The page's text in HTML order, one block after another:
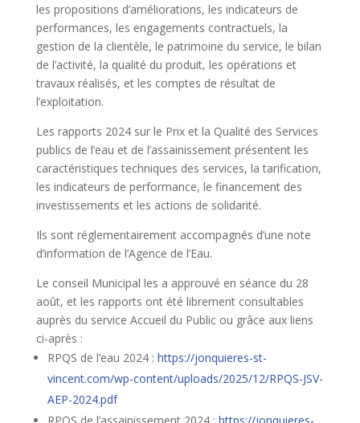
les propositions d’améliorations, les indicateurs de
performances, les engagements contractuels, la
gestion de la clientèle, le patrimoine du service, le bilan
de l’activité, la qualité du produit, les opérations et
travaux réalisés, et les comptes de résultat de
l’exploitation.
Les rapports 2024 sur le Prix et la Qualité des Services
publics de l’eau et de l’assainissement présentent les
caractéristiques techniques des services, la tarification,
les indicateurs de performance, le financement des
investissements et les actions de solidarité.
Ils sont réglementairement accompagnés d’une note
d’information de l’Agence de l’Eau.
Le conseil Municipal les a approuvé en séance du 28
août, et les rapports ont été librement consultables
auprès du service Accueil du Public ou grâce aux liens
ci-après :
RPQS de l’eau 2024 : https://jonquieres-st-
vincent.com/wp-content/uploads/2025/12/RPQS-JSV-
AEP-2024.pdf